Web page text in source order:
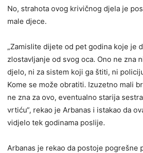
No, strahota ovog krivičnog djela je
male djece.
„Zamislite dijete od pet godina koje je
zlostavljanje od svog oca. Ono ne zna
djelo, ni za sistem koji ga štiti, ni
Kome se može obratiti. Izuzetno mali
ne zna za ovo, eventualno starija
vrtiću“, rekao je Arbanas i istakao da
vidjelo tek godinama poslije.
Arbanas je rekao da postoje pogrešne